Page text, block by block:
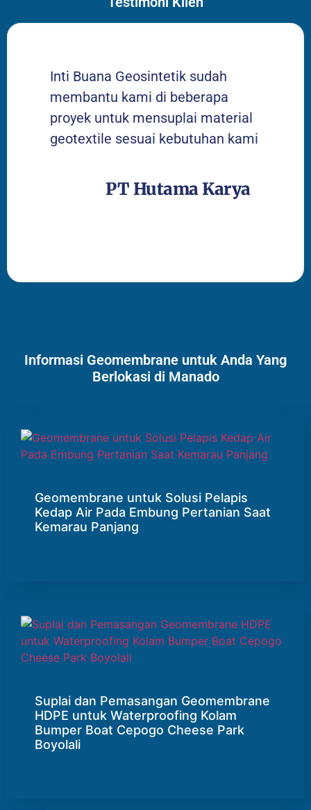
Inti Buana Geosintetik sudah
membantu kami di beberapa
proyek untuk mensuplai material
geotextile sesuai kebutuhan kami
PT Hutama Karya
Informasi Geomembrane untuk Anda Yang
Berlokasi di Manado
Geomembrane untuk Solusi Pelapis
Kedap Air Pada Embung Pertanian Saat
Kemarau Panjang
Suplai dan Pemasangan Geomembrane
HDPE untuk Waterproofing Kolam
Bumper Boat Cepogo Cheese Park
Boyolali